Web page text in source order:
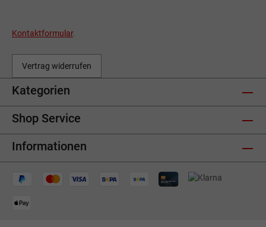
Kontaktformular.
Vertrag widerrufen
Kategorien
Shop Service
Informationen